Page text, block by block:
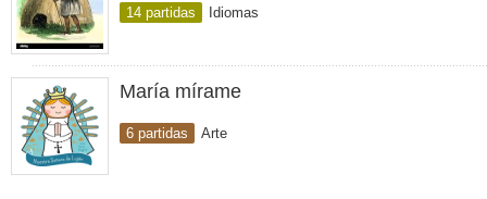
14 partidas Idiomas
María mírame
6 partidas Arte